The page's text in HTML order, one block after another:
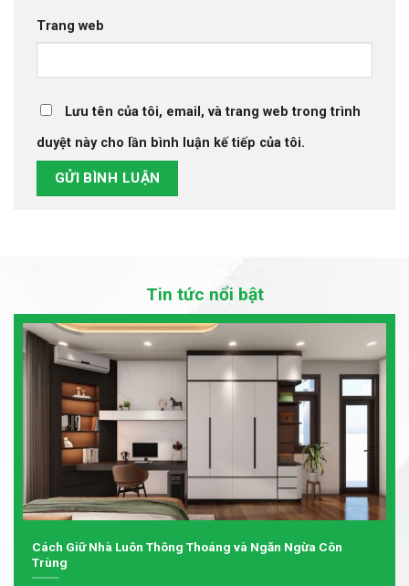
Trang web
Lưu tên của tôi, email, và trang web trong trình
duyệt này cho lần bình luận kế tiếp của tôi.
Tin tức nổi bật
Cách Giữ Nhà Luôn Thông Thoáng và Ngăn Ngừa Côn
Trùng